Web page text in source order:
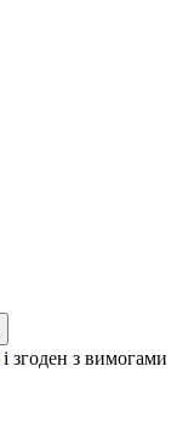
і згоден з вимогами